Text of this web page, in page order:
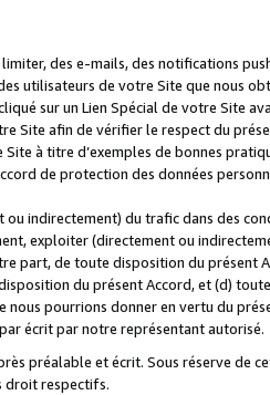
des e-mails, des notifications
utilisateurs de votre Site que nous
sur un Lien Spécial de votre Site
Site afin de vérifier le respect du
à titre d’exemples de bonnes
de protection des données
indirectement) du trafic dans des
exploiter (directement ou
part, de toute disposition du présent
du présent Accord, et (d)
pourrions donner en vertu du
écrit par notre représentant autorisé.
préalable et écrit. Sous réserve de
droit respectifs.